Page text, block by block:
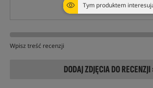
Tym produktem
Wpisz treść recenzji
DODAJ ZDJĘCIA DO